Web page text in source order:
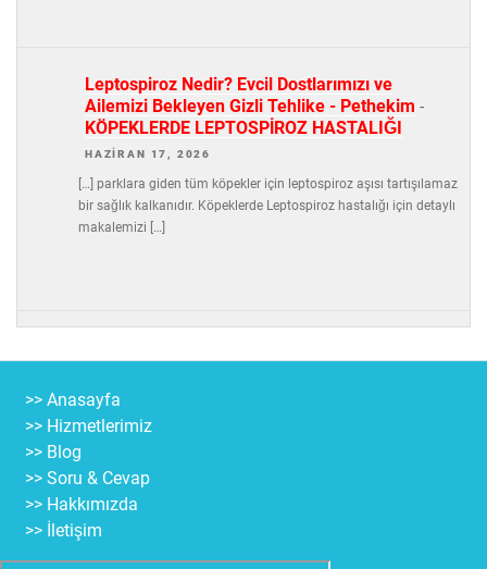
Leptospiroz Nedir? Evcil Dostlarımızı ve
Ailemizi Bekleyen Gizli Tehlike - Pethekim -
KÖPEKLERDE LEPTOSPİROZ HASTALIĞI
HAZIRAN 17, 2026
[…] parklara giden tüm köpekler için leptospiroz aşısı tartışılamaz
bir sağlık kalkanıdır. Köpeklerde Leptospiroz hastalığı için detaylı
makalemizi […]
>> Anasayfa
>> Hizmetlerimiz
>> Blog
>> Soru & Cevap
>> Hakkımızda
>> İletişim